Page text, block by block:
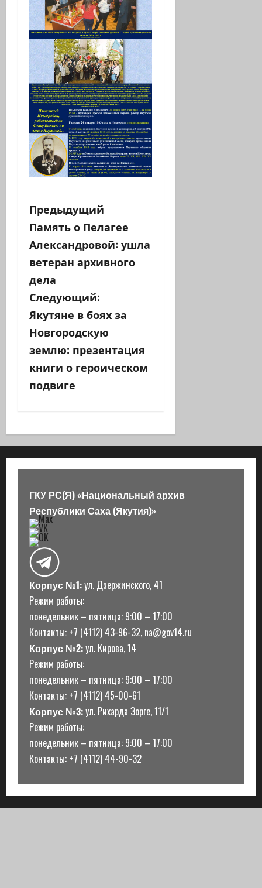
Н
а
в
и
г
а
ц
и
з
а
и
с
и
Предыдущий
Память о Пелагее
Александровой: ушла
ветеран архивного
дела
Следующий:
Якутяне в боях за
Новгородскую
землю: презентация
книги о героическом
подвиге
ГКУ РС(Я) «Национальный архив
Республики Саха (Якутия)»
Корпус №1:ул. Дзержинского, 41
Режим работы:
понедельник – пятница: 9:00 – 17:00
Контакты: +7 (4112) 43-96-32, na@gov14.ru
Корпус №2:ул. Кирова, 14
Режим работы:
понедельник – пятница: 9:00 – 17:00
Контакты: +7 (4112) 45-00-61
Корпус №3:ул. Рихарда Зорге, 11/1
Режим работы:
понедельник – пятница: 9:00 – 17:00
Контакты: +7 (4112) 44-90-32